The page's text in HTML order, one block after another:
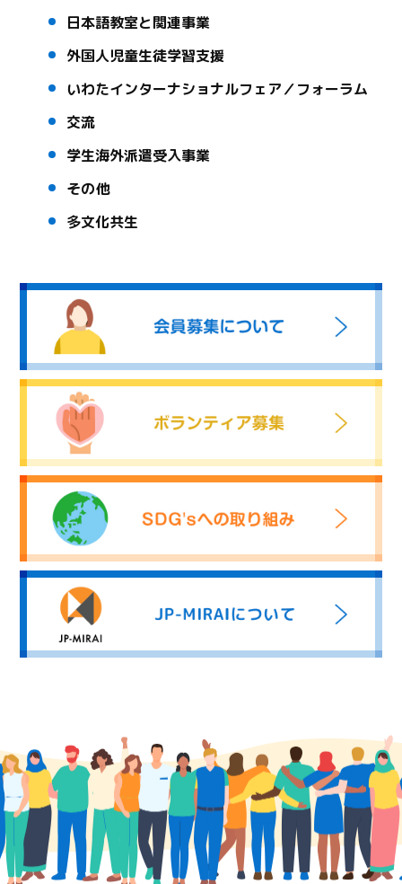
日本語教室と関連事業
外国人児童生徒学習支援
いわたインターナショナルフェア／フォーラム
交流
学生海外派遣受入事業
その他
多文化共生